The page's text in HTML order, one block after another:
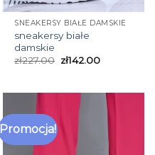
SNEAKERSY BIAŁE DAMSKIE
sneakersy białe
damskie
zł227.00 zł142.00
Promocja!